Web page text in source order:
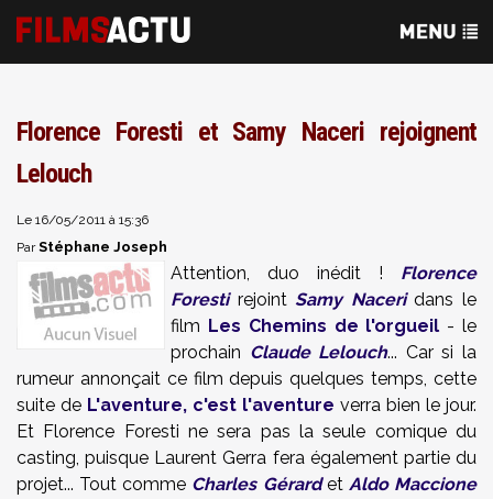
Florence Foresti et Samy Naceri rejoignent
Lelouch
Le 16/05/2011 à 15:36
ParStéphane Joseph
Attention, duo inédit ! Florence
ForestirejointSamy Naceridans le
film Les Chemins de l'orgueil - le
prochain Claude Lelouch... Car si la
rumeur annonçait ce film depuis quelques temps, cette
suite de L'aventure, c'est l'aventure verra bien le jour.
Et Florence Foresti ne sera pas la seule comique du
casting, puisque Laurent Gerra fera également partie du
projet... Tout comme Charles Gérardet Aldo Maccione